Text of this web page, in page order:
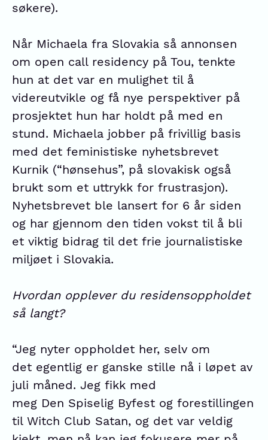
søkere).
Når Michaela fra Slovakia så annonsen
om open call residency på Tou, tenkte
hun at det var en mulighet til å
videreutvikle og få nye perspektiver på
prosjektet hun har holdt på med en
stund. Michaela jobber på frivillig basis
med det feministiske nyhetsbrevet
Kurnik (“hønsehus”, på slovakisk også
brukt som et uttrykk for frustrasjon).
Nyhetsbrevet ble lansert for 6 år siden
og har gjennom den tiden vokst til å bli
et viktig bidrag til det frie journalistiske
miljøet i Slovakia.
Hvordan opplever du residensoppholdet
så langt?
“Jeg nyter oppholdet her, selv om
det egentlig er ganske stille nå i løpet av
juli måned. Jeg fikk med
meg Den Spiselig Byfest og forestillingen
til Witch Club Satan, og det var veldig